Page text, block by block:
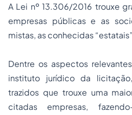
A Lei nº 13.306/2016 trouxe
empresas públicas e as
mistas, as conhecidas
Dentre os aspectos
instituto jurídico da
trazidos que trouxe uma
citadas empresas,